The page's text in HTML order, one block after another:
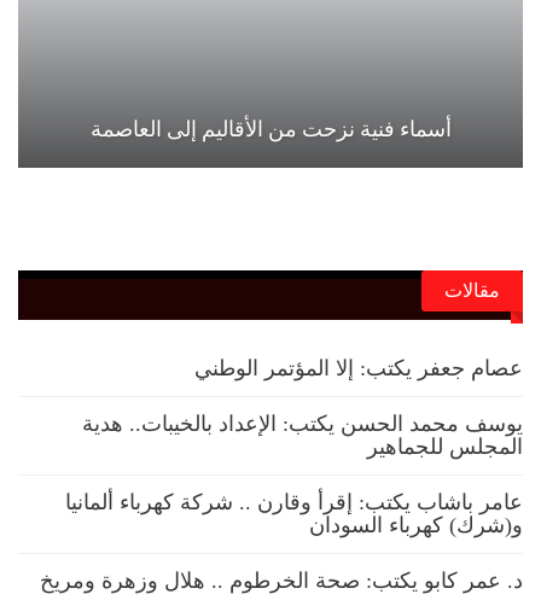
أسماء فنية نزحت من الأقاليم إلى العاصمة
مقالات
عصام جعفر يكتب: إلا المؤتمر الوطني
يوسف محمد الحسن يكتب: الإعداد بالخيبات.. هدية
المجلس للجماهير
عامر باشاب يكتب: إقرأ وقارن .. شركة كهرباء ألمانيا
و(شرك) كهرباء السودان
د. عمر كابو يكتب: صحة الخرطوم .. هلال وزهرة ومريخ